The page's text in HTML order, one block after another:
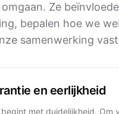
Ze
bepalen hoe we
samenwerking
en eerlijkheid
met duidelijkheid. Om